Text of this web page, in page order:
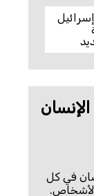
في كل
الأشخاص.